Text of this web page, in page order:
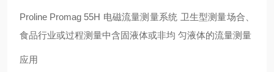
Proline Promag 55H 电磁流量测量系统 卫生型测量场合、
食品行业或过程测量中含固液体或非均 匀液体的流量测量
应用